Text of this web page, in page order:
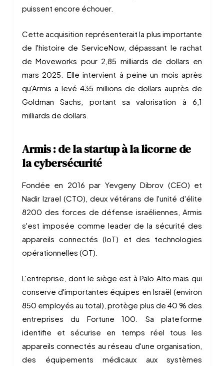
puissent encore échouer.
Cette acquisition représenterait la plus importante
de l'histoire de ServiceNow, dépassant le rachat
de Moveworks pour 2,85 milliards de dollars en
mars 2025. Elle intervient à peine un mois après
qu'Armis a levé 435 millions de dollars auprès de
Goldman Sachs, portant sa valorisation à 6,1
milliards de dollars.
Armis : de la startup à la licorne de
la cybersécurité
Fondée en 2016 par Yevgeny Dibrov (CEO) et
Nadir Izrael (CTO), deux vétérans de l'unité d'élite
8200 des forces de défense israéliennes, Armis
s'est imposée comme leader de la sécurité des
appareils connectés (IoT) et des technologies
opérationnelles (OT).
L'entreprise, dont le siège est à Palo Alto mais qui
conserve d'importantes équipes en Israël (environ
850 employés au total), protège plus de 40 % des
entreprises du Fortune 100. Sa plateforme
identifie et sécurise en temps réel tous les
appareils connectés au réseau d'une organisation,
des équipements médicaux aux systèmes